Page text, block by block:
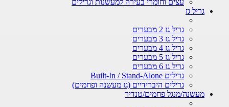
גריל גז
גריל גז 2 מבערים
גריל גז 3 מבערים
גריל גז 4 מבערים
גריל גז 5 מבערים
גריל גז 6 מבערים
גרילים Built-In / Stand-Alone
גרילים היברידיים (גז מעשנה ופחמים)
מעשנה/מנגל פחמים/טנדיר